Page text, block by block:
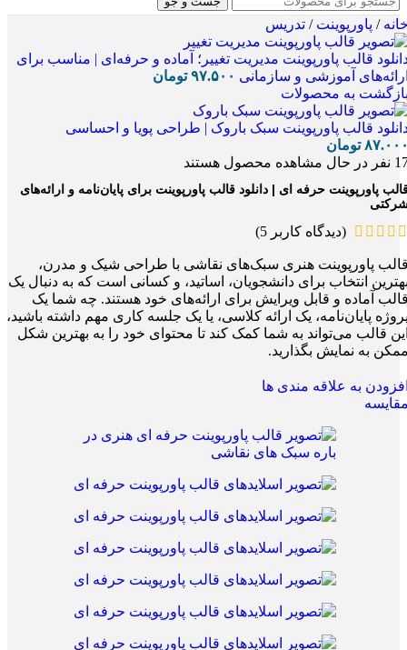
/ پاورپوینت/ تدریس
قالب پاورپوینت مدیریت تغییر؛ آماده و حرفه‌ای | مناسب برای
آموزشی و سازمانی ۹۷.۵۰۰ تومان
به محصولات
قالب پاورپوینت سبک باروک | طراحی پویا و احساسی
تومان
نفر در حال مشاهده محصول هستند
پاورپوینت حرفه ای | دانلود قالب پاورپوینت برای پایان‌نامه و ارائه‌های
(دیدگاه کاربر 5
)
پاورپوینت هنری سبک‌های نقاشی با طراحی شیک و مدرن،
انتخاب برای دانشجویان، اساتید، و کسانی است که به دنبال یک
آماده و قابل ویرایش برای ارائه‌های خود هستند. چه شما یک
پایان‌نامه، یک ارائه کلاسی، یا یک جلسه کاری مهم داشته باشید،
قالب می‌تواند به شما کمک کند تا محتوای خود را به بهترین شکل
به نمایش بگذارید.
به علاقه مندی ها